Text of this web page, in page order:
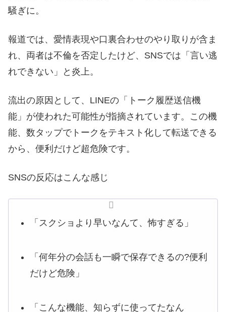
騒ぎに。
報道では、愛情表現や口裏合わせのやり取りが含ま
れ、両者は不倫を否定したけど、SNSでは「言い逃
れできない」と炎上。
流出の原因として、LINEの「トーク履歴送信機
能」が使われた可能性が指摘されています。この機
能、数タップでトークをテキスト化して転送できる
から、便利だけど超危険です。
SNSの反応はこんな感じ
「スクショより早いなんて、怖すぎる」
「何年分の会話も一瞬で保存できるの?便利
だけど危険」
「こんな機能、知らずに使ってたなん